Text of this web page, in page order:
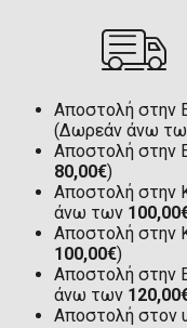
Αποστολή στην
(Δωρεάν άνω
Αποστολή στην
80,00€)
Αποστολή στην
άνω των
Αποστολή στην
100,00€)
Αποστολή στην
άνω των
Αποστολή στον